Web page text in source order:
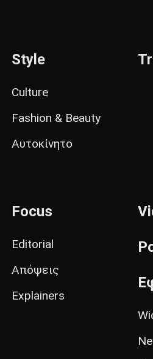
Style
Culture
Fashion & Beauty
Αυτοκίνητο
Focus
Editorial
Απόψεις
Explainers